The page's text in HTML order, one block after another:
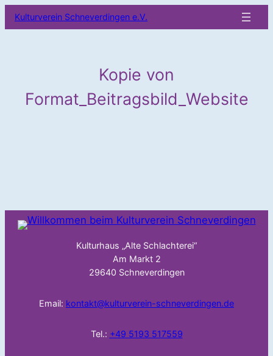
Inhalt
Kulturverein Schneverdingen e.V.
Kopie von
Format_Beitragsbild_Website
Kulturhaus „Alte Schlachterei“
Am Markt 2
29640 Schneverdingen
Email: kontakt@kulturverein-schneverdingen.de
Tel.: +49 5193 517559